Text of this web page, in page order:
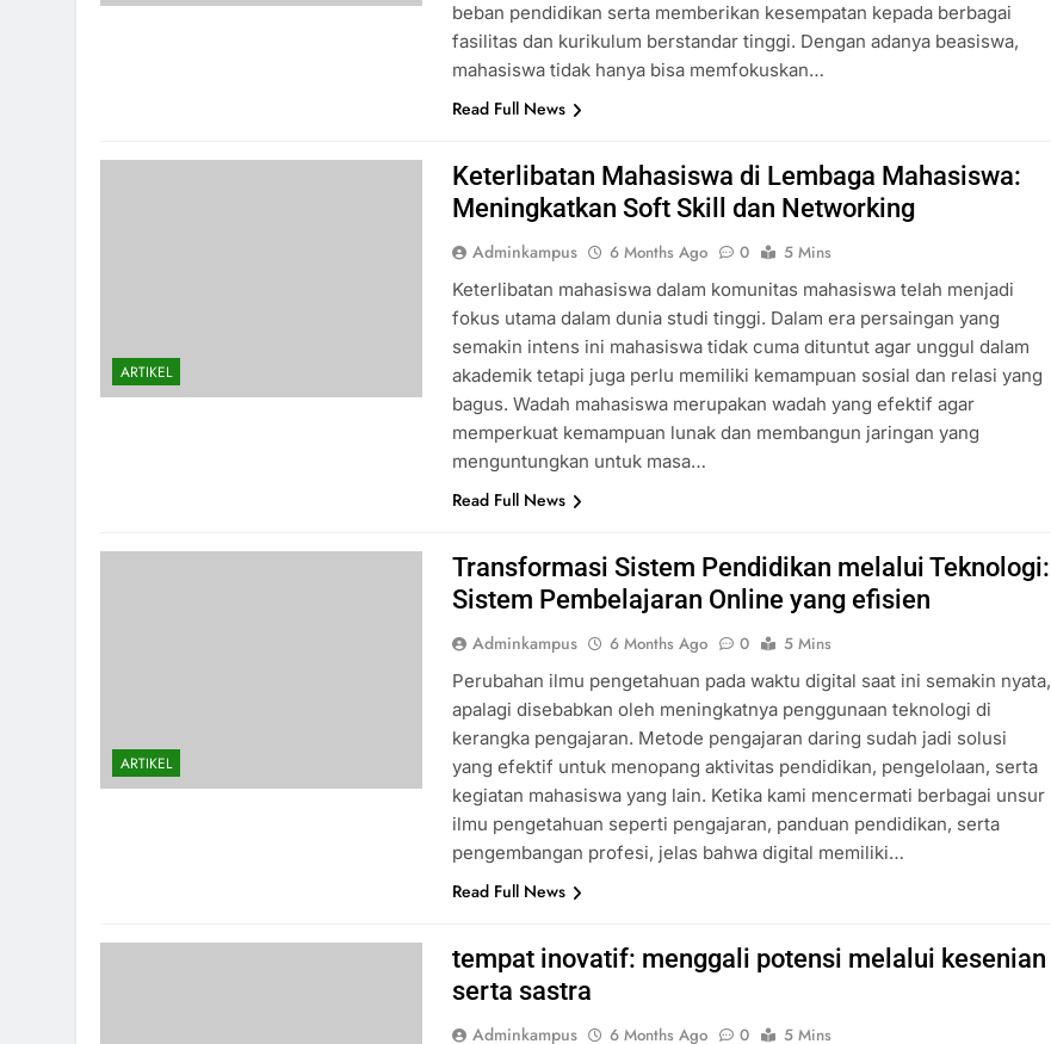
beban pendidikan serta memberikan kesempatan kepada berbagai
fasilitas dan kurikulum berstandar tinggi. Dengan adanya beasiswa,
mahasiswa tidak hanya bisa memfokuskan…
Read Full News
ARTIKEL
Keterlibatan Mahasiswa di Lembaga Mahasiswa:
Meningkatkan Soft Skill dan Networking
Adminkampus 6 Months Ago 0
5 Mins
Keterlibatan mahasiswa dalam komunitas mahasiswa telah menjadi
fokus utama dalam dunia studi tinggi. Dalam era persaingan yang
semakin intens ini mahasiswa tidak cuma dituntut agar unggul dalam
akademik tetapi juga perlu memiliki kemampuan sosial dan relasi yang
bagus. Wadah mahasiswa merupakan wadah yang efektif agar
memperkuat kemampuan lunak dan membangun jaringan yang
menguntungkan untuk masa…
Read Full News
ARTIKEL
Transformasi Sistem Pendidikan melalui Teknologi:
Sistem Pembelajaran Online yang efisien
Adminkampus 6 Months Ago 0
5 Mins
Perubahan ilmu pengetahuan pada waktu digital saat ini semakin nyata,
apalagi disebabkan oleh meningkatnya penggunaan teknologi di
kerangka pengajaran. Metode pengajaran daring sudah jadi solusi
yang efektif untuk menopang aktivitas pendidikan, pengelolaan, serta
kegiatan mahasiswa yang lain. Ketika kami mencermati berbagai unsur
ilmu pengetahuan seperti pengajaran, panduan pendidikan, serta
pengembangan profesi, jelas bahwa digital memiliki…
Read Full News
tempat inovatif: menggali potensi melalui kesenian
serta sastra
Adminkampus 6 Months Ago 0
5 Mins